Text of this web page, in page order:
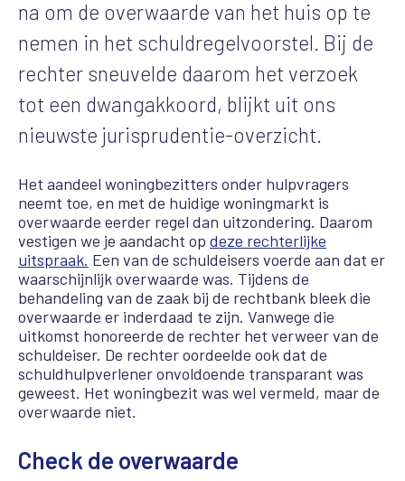
na om de overwaarde van het huis op te
nemen in het schuldregelvoorstel. Bij de
rechter sneuvelde daarom het verzoek
tot een dwangakkoord, blijkt uit ons
nieuwste jurisprudentie-overzicht.
Het aandeel woningbezitters onder hulpvragers
neemt toe, en met de huidige woningmarkt is
overwaarde eerder regel dan uitzondering. Daarom
vestigen we je aandacht op deze rechterlijke
uitspraak. Een van de schuldeisers voerde aan dat er
waarschijnlijk overwaarde was. Tijdens de
behandeling van de zaak bij de rechtbank bleek die
overwaarde er inderdaad te zijn. Vanwege die
uitkomst honoreerde de rechter het verweer van de
schuldeiser. De rechter oordeelde ook dat de
schuldhulpverlener onvoldoende transparant was
geweest. Het woningbezit was wel vermeld, maar de
overwaarde niet.
Check de overwaarde